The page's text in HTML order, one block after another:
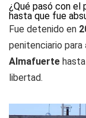
¿Qué pasó con el
hasta que fue
Fue detenido en
penitenciario para
Almafuerte
libertad.